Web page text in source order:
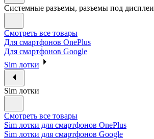
Системные разъемы, разъемы под дисплеи
Смотреть все товары
Для смартфонов OnePlus
Для смартфонов Google
Sim лотки
Sim лотки
Смотреть все товары
Sim лотки для смартфонов OnePlus
Sim лотки для смартфонов Google